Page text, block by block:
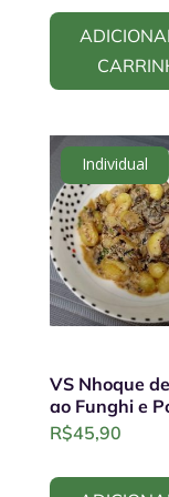
Individual
VS Nhoque
ao Funghi e
R$45,90